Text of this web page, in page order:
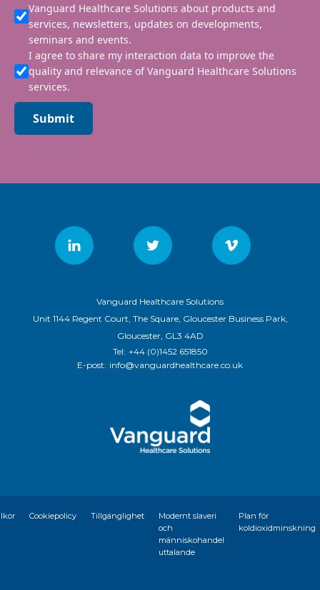
Vanguard Healthcare Solutions about products and
services, newsletters, updates on developments,
seminars and events.
I agree to share my interaction data to improve the
quality and relevance of Vanguard Healthcare Solutions
services.
Submit
Vanguard Healthcare Solutions
Unit 1144 Regent Court, The Square, Gloucester Business Park,
Gloucester, GL3 4AD
Tel: +44 (0)1452 651850
E-post: info@vanguardhealthcare.co.uk
Cookiepolicy Tillgänglighet
Modernt slaveri
och
människohandel
uttalande
Plan för
koldioxidminskning